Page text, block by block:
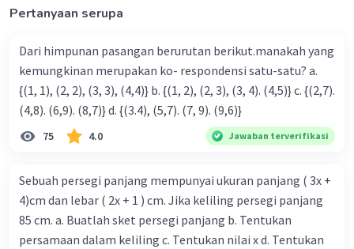
Pertanyaan serupa
Dari himpunan pasangan berurutan berikut.manakah yang
kemungkinan merupakan ko- respondensi satu-satu? a.
{(1, 1), (2, 2), (3, 3), (4,4)} b. {(1, 2), (2, 3), (3, 4). (4,5)} c. {(2,7).
(4,8). (6,9). (8,7)} d. {(3.4), (5,7). (7, 9). (9,6)}
75 4.0 Jawaban terverifikasi
Sebuah persegi panjang mempunyai ukuran panjang ( 3x +
4)cm dan lebar ( 2x + 1 ) cm. Jika keliling persegi panjang
85 cm. a. Buatlah sket persegi panjang b. Tentukan
persamaan dalam keliling c. Tentukan nilai x d. Tentukan